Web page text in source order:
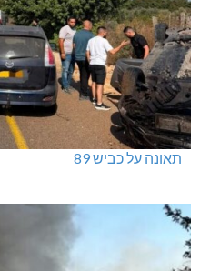
תאונה על כביש 89